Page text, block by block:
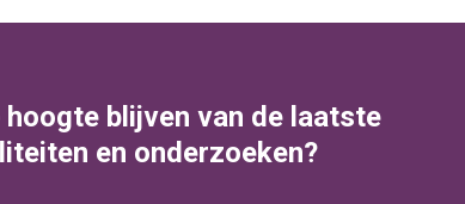
hoogte blijven van de laatste
en onderzoeken?